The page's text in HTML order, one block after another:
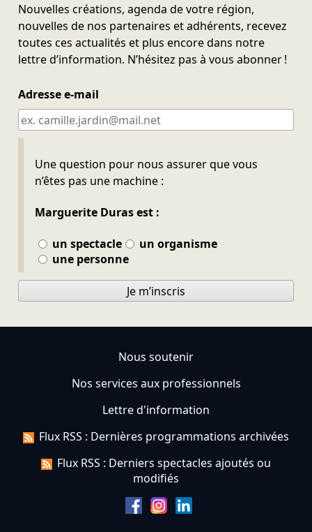
Nouvelles créations, agenda de votre région,
nouvelles de nos partenaires et adhérents, recevez
toutes ces actualités et plus encore dans notre
lettre d’information. N’hésitez pas à vous abonner !
Adresse e-mail
Une question pour nous assurer que vous
n’êtes pas une machine :
Marguerite Duras est :
un spectacle
un organisme
une personne
Ne pas remplir
Je m’inscris
Nous soutenir
Nos services aux professionnels
Lettre d'information
Flux RSS : Dernières programmations archivées
Flux RSS : Derniers spectacles ajoutés ou
modifiés